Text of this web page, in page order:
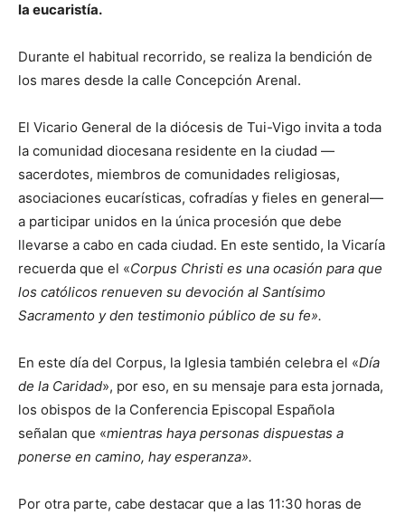
la eucaristía.
Durante el habitual recorrido, se realiza la bendición de
los mares desde la calle Concepción Arenal.
El Vicario General de la diócesis de Tui-Vigo invita a toda
la comunidad diocesana residente en la ciudad —
sacerdotes, miembros de comunidades religiosas,
asociaciones eucarísticas, cofradías y fieles en general—
a participar unidos en la única procesión que debe
llevarse a cabo en cada ciudad. En este sentido, la Vicaría
recuerda que el «Corpus Christi es una ocasión para que
los católicos renueven su devoción al Santísimo
Sacramento y den testimonio público de su fe».
En este día del Corpus, la Iglesia también celebra el «Día
de la Caridad», por eso, en su mensaje para esta jornada,
los obispos de la Conferencia Episcopal Española
señalan que «mientras haya personas dispuestas a
ponerse en camino, hay esperanza».
Por otra parte, cabe destacar que a las 11:30 horas de